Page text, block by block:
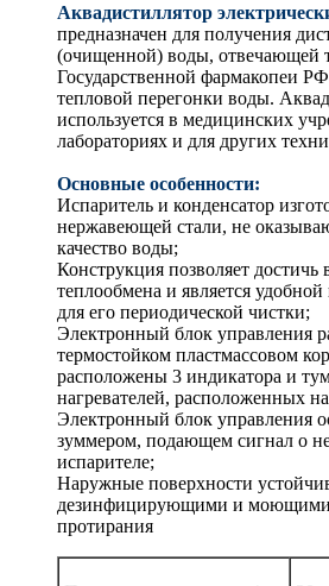
Аквадистиллятор
предназначен для получения
(очищенной) воды, отвечающей
Государственной фармакопеи
тепловой перегонки воды.
используется в медицинских
лабораториях и для других
Основные особенности:
Испаритель и конденсатор
нержавеющей стали, не
качество воды;
Конструкция позволяет достичь
теплообмена и является удобной
для его периодической чистки;
Электронный блок управления
термостойком пластмассовом
расположены 3 индикатора и
нагревателей, расположенных
Электронный блок управления
зуммером, подающем сигнал о
испарителе;
Наружные поверхности
дезинфицирующими и моющими
протирания